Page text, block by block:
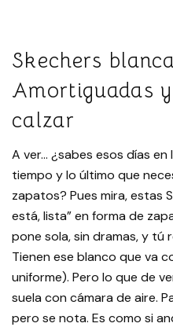
Skechers
Amortiguadas
calzar
A ver… ¿sabes esos días
tiempo y lo último que
zapatos? Pues mira, estas
está, lista” en forma de
pone sola, sin dramas, y tú
Tienen ese blanco que va
uniforme). Pero lo que de
suela con cámara de aire.
pero se nota. Es como si